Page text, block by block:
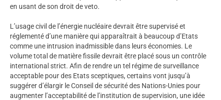
en usant de son droit de veto.
L’usage civil de l’énergie nucléaire devrait être supervisé et
réglementé d’une manière qui apparaîtrait à beaucoup d’Etats
comme une intrusion inadmissible dans leurs économies. Le
volume total de matière fissile devrait être placé sous un contrôle
international strict. Afin de rendre un tel régime de surveillance
acceptable pour des Etats sceptiques, certains vont jusqu’à
suggérer d’élargir le Conseil de sécurité des Nations-Unies pour
augmenter l’acceptabilité de l’institution de supervision, une idée